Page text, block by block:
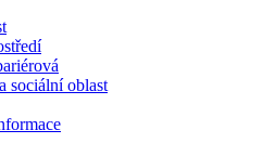
sociální oblast